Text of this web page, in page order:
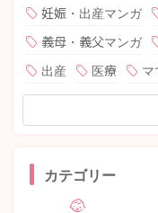
妊娠・出産マンガ
義母・義父マンガ
出産
医療
カテゴリー